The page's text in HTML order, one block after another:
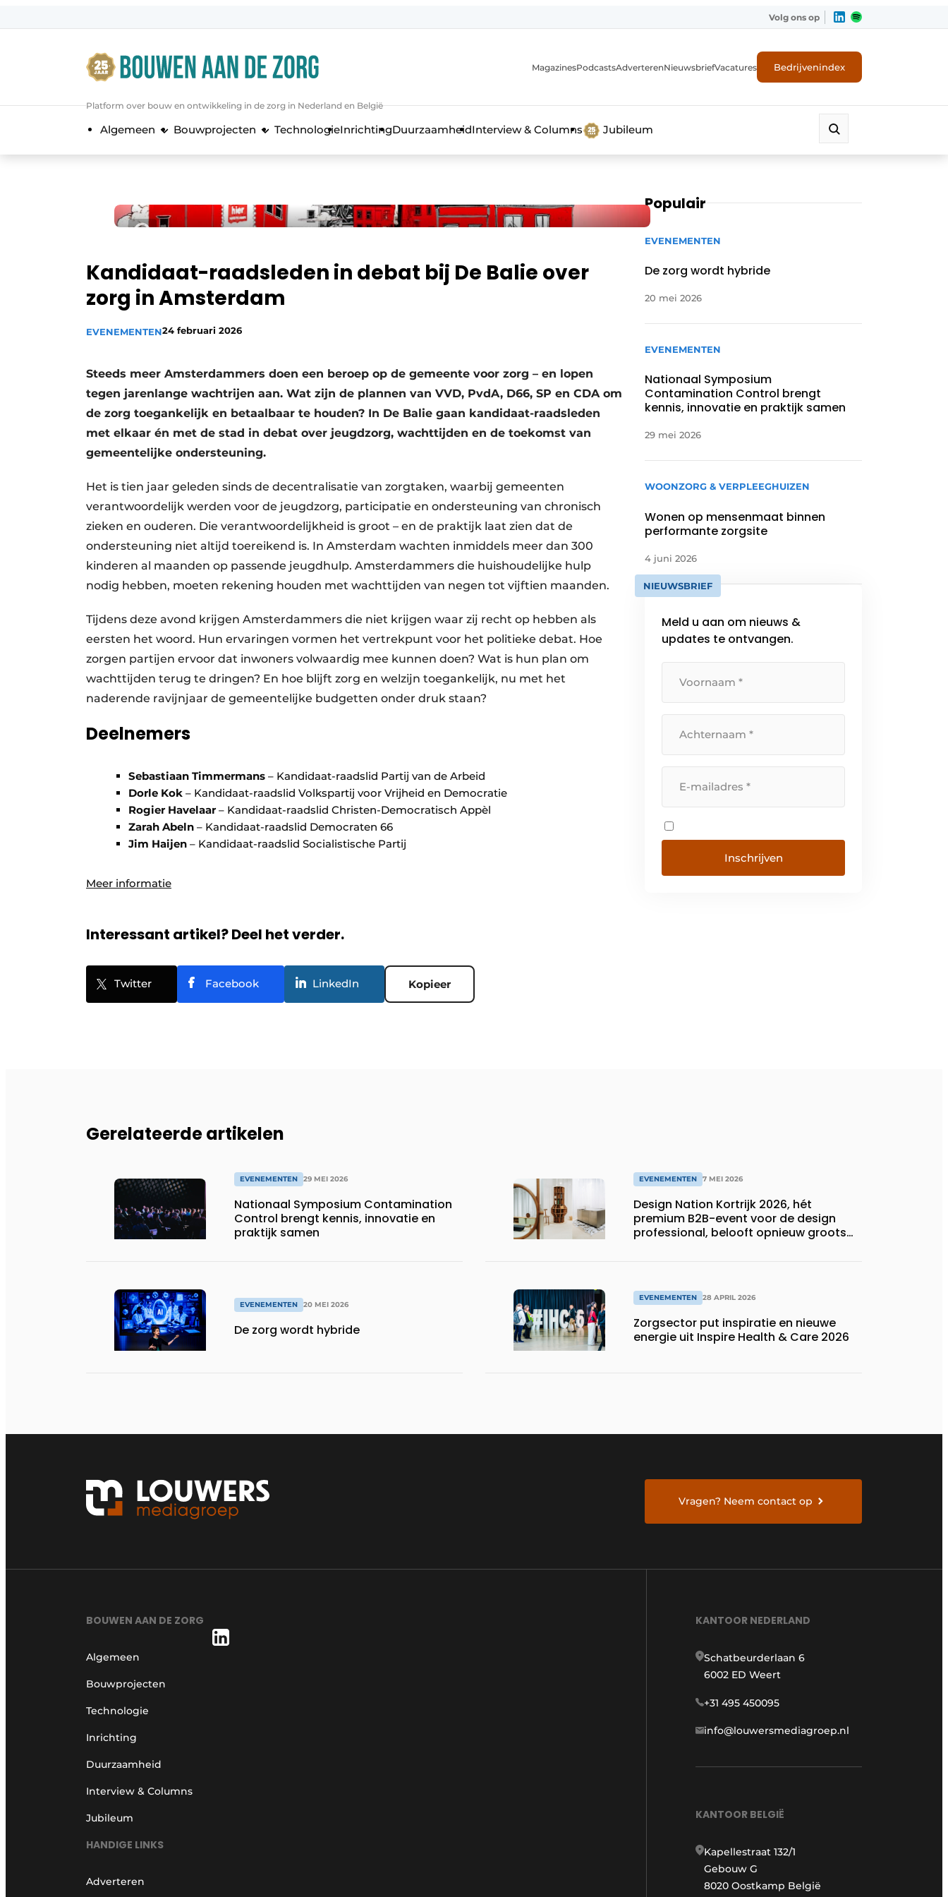
Algemene voorwaarden
Jaarboek
Nieuwsbrief
Podcasts
Privacy / Cookie statement
Vacatures
Volg ons op
Platform over bouw en ontwikkeling in de zorg in Nederland en België
MagazinesPodcastsAdverterenNieuwsbriefVacatures Bedrijvenindex
Algemeen Bouwprojecten TechnologieInrichtingDuurzaamheidInterview & Columns Jubileum
Kandidaat-raadsleden in debat bij De Balie over
zorg in Amsterdam
EVENEMENTEN24 februari 2026
Steeds meer Amsterdammers doen een beroep op de gemeente voor zorg – en lopen
tegen jarenlange wachtrijen aan. Wat zijn de plannen van VVD, PvdA, D66, SP en CDA om
de zorg toegankelijk en betaalbaar te houden? In De Balie gaan kandidaat-raadsleden
met elkaar én met de stad in debat over jeugdzorg, wachttijden en de toekomst van
gemeentelijke ondersteuning.
Het is tien jaar geleden sinds de decentralisatie van zorgtaken, waarbij gemeenten
verantwoordelijk werden voor de jeugdzorg, participatie en ondersteuning van chronisch
zieken en ouderen. Die verantwoordelijkheid is groot – en de praktijk laat zien dat de
ondersteuning niet altijd toereikend is. In Amsterdam wachten inmiddels meer dan 300
kinderen al maanden op passende jeugdhulp. Amsterdammers die huishoudelijke hulp
nodig hebben, moeten rekening houden met wachttijden van negen tot vijftien maanden.
Tijdens deze avond krijgen Amsterdammers die niet krijgen waar zij recht op hebben als
eersten het woord. Hun ervaringen vormen het vertrekpunt voor het politieke debat. Hoe
zorgen partijen ervoor dat inwoners volwaardig mee kunnen doen? Wat is hun plan om
wachttijden terug te dringen? En hoe blijft zorg en welzijn toegankelijk, nu met het
naderende ravijnjaar de gemeentelijke budgetten onder druk staan?
Deelnemers
Sebastiaan Timmermans – Kandidaat-raadslid Partij van de Arbeid
Dorle Kok – Kandidaat-raadslid Volkspartij voor Vrijheid en Democratie
Rogier Havelaar – Kandidaat-raadslid Christen-Democratisch Appèl
Zarah Abeln – Kandidaat-raadslid Democraten 66
Jim Haijen – Kandidaat-raadslid Socialistische Partij
Meer informatie
Interessant artikel? Deel het verder.
Twitter Facebook LinkedIn Kopieer
Populair
EVENEMENTEN
De zorg wordt hybride
20 mei 2026
EVENEMENTEN
Nationaal Symposium
Contamination Control brengt
kennis, innovatie en praktijk samen
29 mei 2026
WOONZORG & VERPLEEGHUIZEN
Wonen op mensenmaat binnen
performante zorgsite
4 juni 2026
NIEUWSBRIEF
Meld u aan om nieuws &
updates te ontvangen.
Gerelateerde artikelen
EVENEMENTEN 29 MEI 2026
Nationaal Symposium Contamination
Control brengt kennis, innovatie en
praktijk samen
EVENEMENTEN 20 MEI 2026
De zorg wordt hybride
EVENEMENTEN 7 MEI 2026
Design Nation Kortrijk 2026, hét
premium B2B-event voor de design
professional, belooft opnieuw groots
EVENEMENTEN 28 APRIL 2026
Zorgsector put inspiratie en nieuwe
energie uit Inspire Health & Care 2026
Vragen? Neem contact op
BOUWEN AAN DE ZORG
Algemeen
Bouwprojecten
Technologie
Inrichting
Duurzaamheid
Interview & Columns
Jubileum
HANDIGE LINKS
Adverteren
KANTOOR NEDERLAND
Schatbeurderlaan 6
6002 ED Weert
+31 495 450095
info@louwersmediagroep.nl
KANTOOR BELGIË
Kapellestraat 132/1
Gebouw G
8020 Oostkamp België